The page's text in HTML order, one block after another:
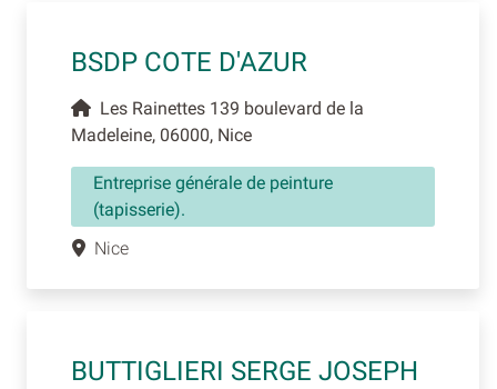
BSDP COTE D'AZUR
Les Rainettes 139 boulevard de la
Madeleine, 06000, Nice
Entreprise générale de peinture
(tapisserie).
Nice
BUTTIGLIERI SERGE JOSEPH